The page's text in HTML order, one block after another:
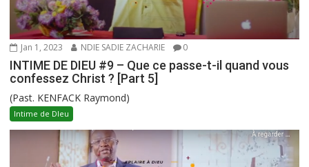
Jan 1, 2023 NDIE SADIE ZACHARIE 0
INTIME DE DIEU #9 – Que ce passe-t-il quand vous
confessez Christ ? [Part 5]
(Past. KENFACK Raymond)
Intime de DIeu